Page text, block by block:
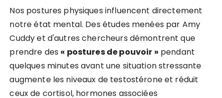
Nos postures physiques influencent directement
notre état mental. Des études menées par Amy
Cuddy et d'autres chercheurs démontrent que
prendre des « postures de pouvoir » pendant
quelques minutes avant une situation stressante
augmente les niveaux de testostérone et réduit
ceux de cortisol, hormones associées